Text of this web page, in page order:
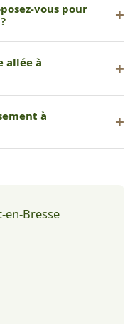
vous pour
allée à
sur place.
à
Bresse